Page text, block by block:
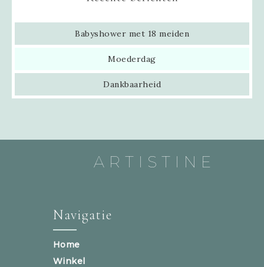
Babyshower met 18 meiden
Moederdag
Dankbaarheid
ARTISTINE
Navigatie
Home
Winkel